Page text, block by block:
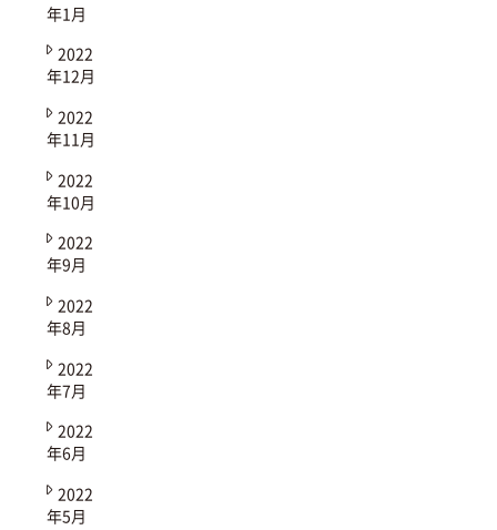
年1月
2022
年12月
2022
年11月
2022
年10月
2022
年9月
2022
年8月
2022
年7月
2022
年6月
2022
年5月